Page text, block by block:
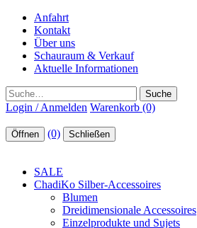
Anfahrt
Kontakt
Über uns
Schauraum & Verkauf
Aktuelle Informationen
Suche
Login / Anmelden Warenkorb (0)
Öffnen (0) Schließen
SALE
ChadiKo Silber-Accessoires
Blumen
Dreidimensionale Accessoires
Einzelprodukte und Sujets